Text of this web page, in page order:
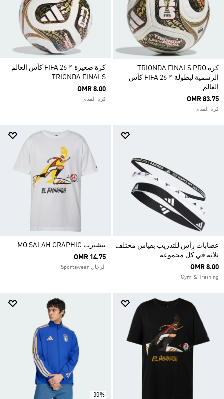
كرة TRIONDA FINALS PRO
الرسمية لبطولة ™26 FIFA كأس
العالم
OMR 83.75
كرة القدم
كرة صغيرة ™26 FIFA كأس العالم
TRIONDA FINALS
OMR 8.00
كرة القدم
عصابات رأس للتدريب بقياس مختلف
ثلاثة في كل مجموعة
OMR 8.00
Gym & Training
تيشيرت MO SALAH GRAPHIC
OMR 14.75
الرجال Sportswear
-30%